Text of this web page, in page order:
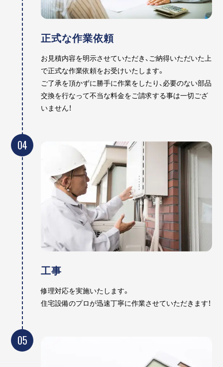
正式な作業依頼
お見積内容を明示させていただき、ご納得いただいた上
で正式な作業依頼をお受けいたします。
ご了承を頂かずに勝手に作業をしたり、必要のない部品
交換を行なって不当な料金をご請求する事は一切ござ
いません！
04
工事
修理対応を実施いたします。
住宅設備のプロが迅速丁寧に作業させていただきます！
05